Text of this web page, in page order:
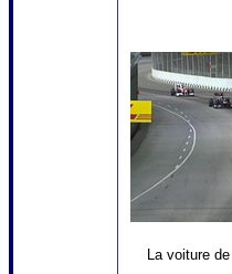
La voiture